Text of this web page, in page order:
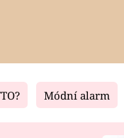
Living
Módní alarm